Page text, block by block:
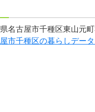
名古屋市千種区東山元
市千種区の暮らしデー